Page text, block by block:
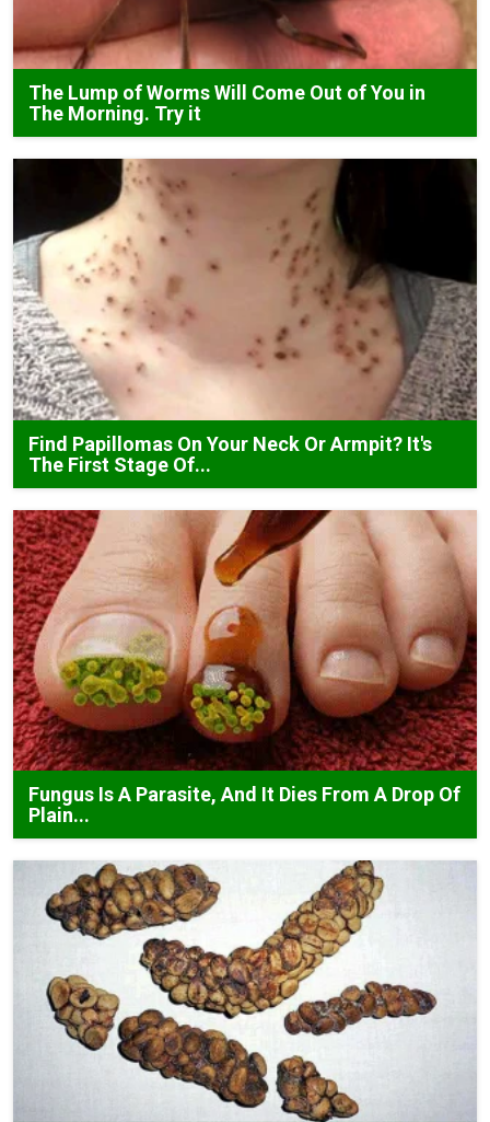
The Lump of Worms Will Come Out of You in
The Morning. Try it
Find Papillomas On Your Neck Or Armpit? It's
The First Stage Of...
Fungus Is A Parasite, And It Dies From A Drop Of
Plain...